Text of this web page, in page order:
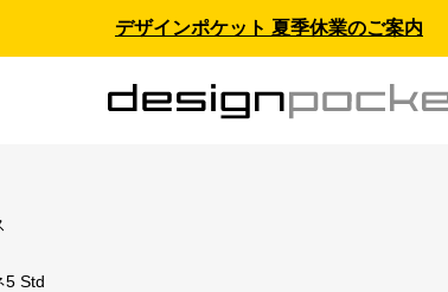
デザインポケット 夏季休業のご案内
5 Std